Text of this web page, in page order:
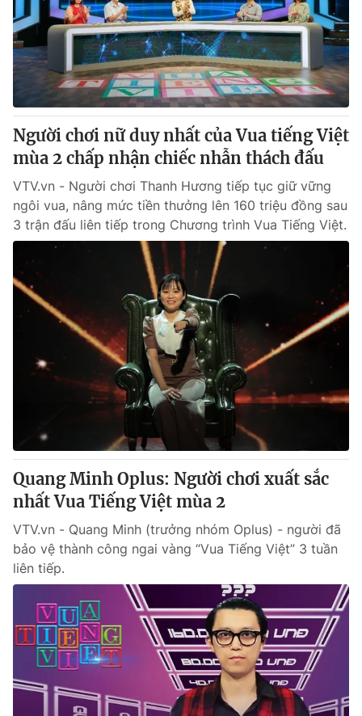
Người chơi nữ duy nhất của Vua tiếng Việt
mùa 2 chấp nhận chiếc nhẫn thách đấu
VTV.vn - Người chơi Thanh Hương tiếp tục giữ vững
ngôi vua, nâng mức tiền thưởng lên 160 triệu đồng sau
3 trận đấu liên tiếp trong Chương trình Vua Tiếng Việt.
Quang Minh Oplus: Người chơi xuất sắc
nhất Vua Tiếng Việt mùa 2
VTV.vn - Quang Minh (trưởng nhóm Oplus) - người đã
bảo vệ thành công ngai vàng “Vua Tiếng Việt” 3 tuần
liên tiếp.